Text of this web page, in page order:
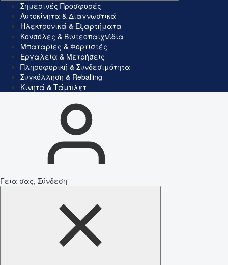
Σημερινές Προσφορές
Αυτοκίνητα & Διαγνωστικά
Ηλεκτρονικά & Εξαρτήματα
Κονσόλες & Βιντεοπαιχνίδια
Μπαταρίες & Φορτιστές
Εργαλεία & Μετρήσεις
Πληροφορική & Συνδεσιμότητα
Συγκόλληση & Reballing
Κινητά & Τάμπλετ
Γεια σας, Σύνδεση